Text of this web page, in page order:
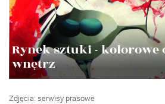
Rynek sztuki - kolorowe
wnętrz
Zdjęcia: serwisy prasowe